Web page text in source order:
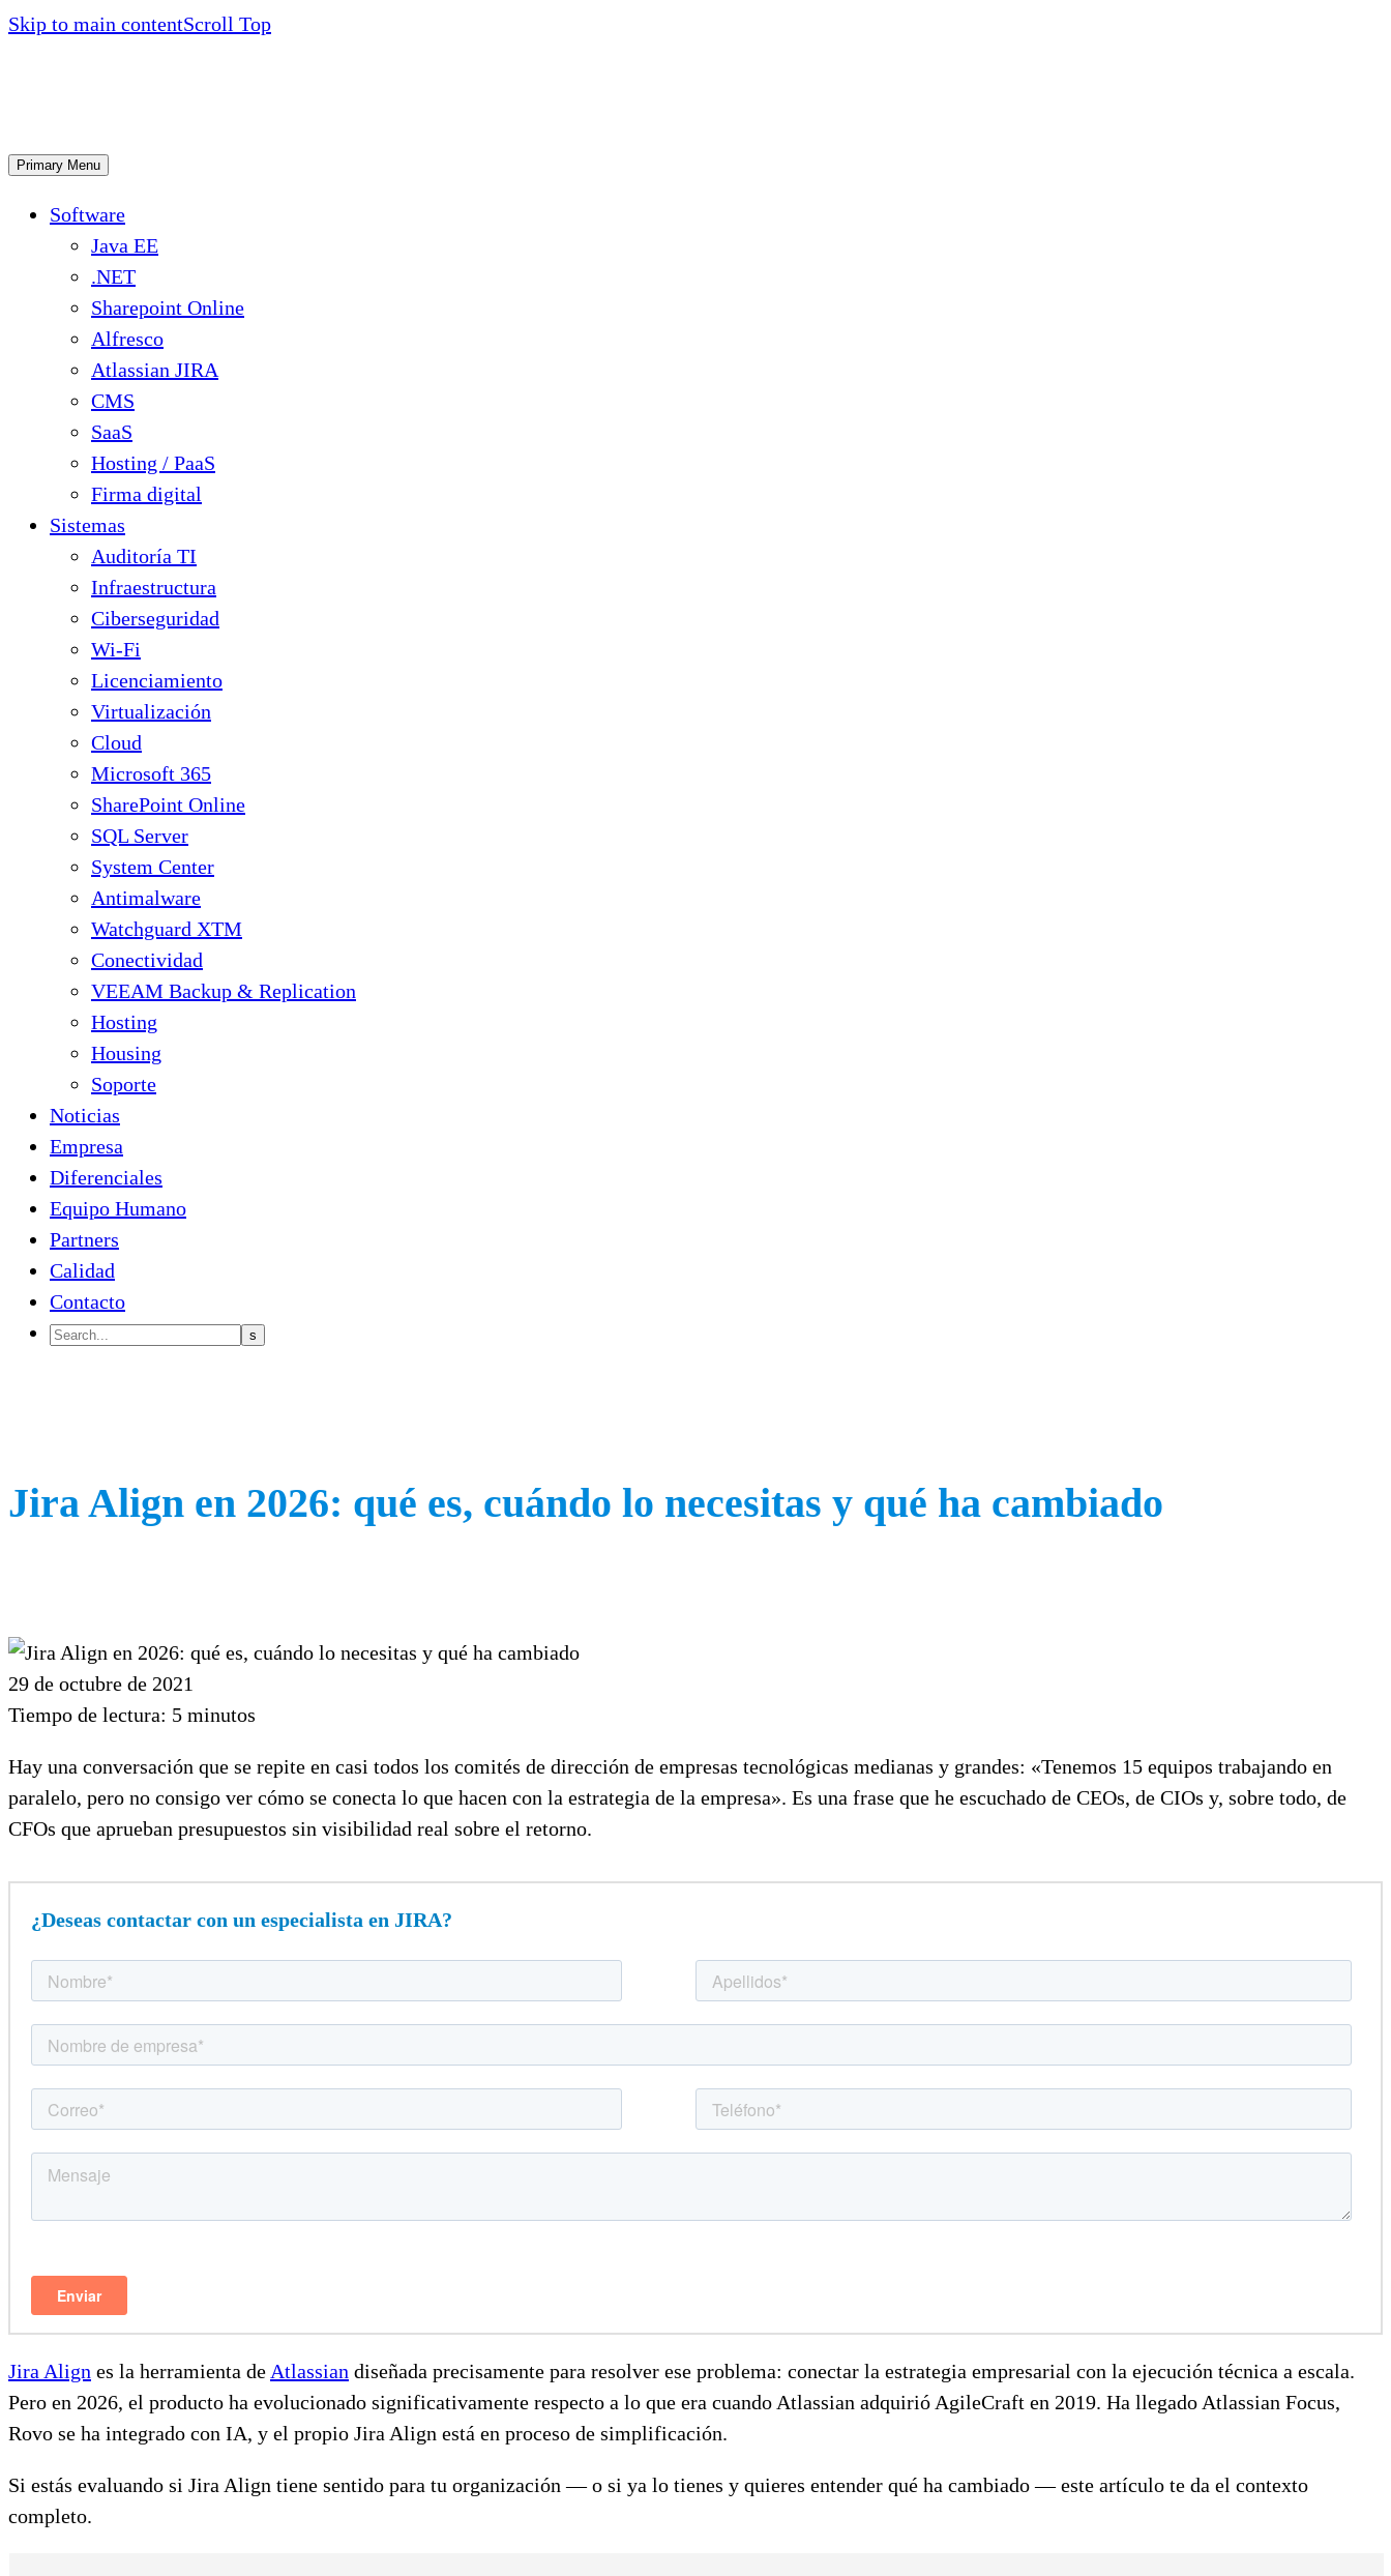
Skip to main contentScroll Top
Primary Menu
Software
Java EE
.NET
Sharepoint Online
Alfresco
Atlassian JIRA
CMS
SaaS
Hosting / PaaS
Firma digital
Sistemas
Auditoría TI
Infraestructura
Ciberseguridad
Wi-Fi
Licenciamiento
Virtualización
Cloud
Microsoft 365
SharePoint Online
SQL Server
System Center
Antimalware
Watchguard XTM
Conectividad
VEEAM Backup & Replication
Hosting
Housing
Soporte
Noticias
Empresa
Diferenciales
Equipo Humano
Partners
Calidad
Contacto
Jira Align en 2026: qué es, cuándo lo necesitas y qué ha cambiado
29 de octubre de 2021
Tiempo de lectura: 5 minutos
Hay una conversación que se repite en casi todos los comités de dirección de empresas tecnológicas medianas y grandes: «Tenemos 15 equipos trabajando en
paralelo, pero no consigo ver cómo se conecta lo que hacen con la estrategia de la empresa». Es una frase que he escuchado de CEOs, de CIOs y, sobre todo, de
CFOs que aprueban presupuestos sin visibilidad real sobre el retorno.
¿Deseas contactar con un especialista en JIRA?
Jira Align es la herramienta de Atlassian diseñada precisamente para resolver ese problema: conectar la estrategia empresarial con la ejecución técnica a escala.
Pero en 2026, el producto ha evolucionado significativamente respecto a lo que era cuando Atlassian adquirió AgileCraft en 2019. Ha llegado Atlassian Focus,
Rovo se ha integrado con IA, y el propio Jira Align está en proceso de simplificación.
Si estás evaluando si Jira Align tiene sentido para tu organización — o si ya lo tienes y quieres entender qué ha cambiado — este artículo te da el contexto
completo.